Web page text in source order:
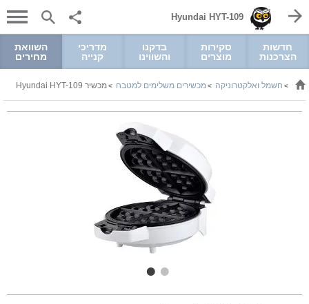
Hyundai HYT-109
חדשות
הצרכנות
סקירות
מוצרים
בדקנו
והשווינו
מדריכי
קנייה
השוואת
מחירים
> חשמל ואלקטרוניקה >מכשירים משלימים למטבח >מכשיר Hyundai HYT-109